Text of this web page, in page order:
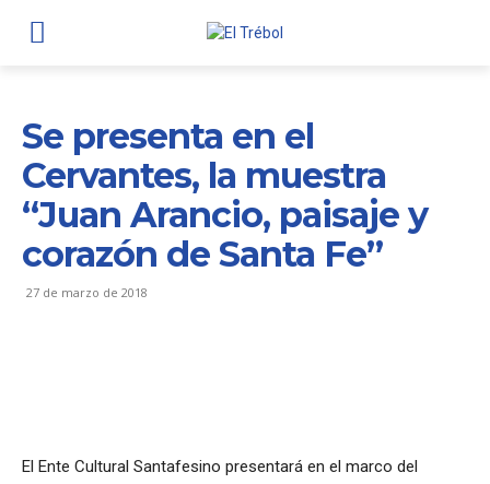
Se presenta en el
Cervantes, la muestra
“Juan Arancio, paisaje y
corazón de Santa Fe”
27 de marzo de 2018
El Ente Cultural Santafesino presentará en el marco del